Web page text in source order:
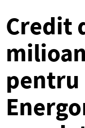
Credit
pentru